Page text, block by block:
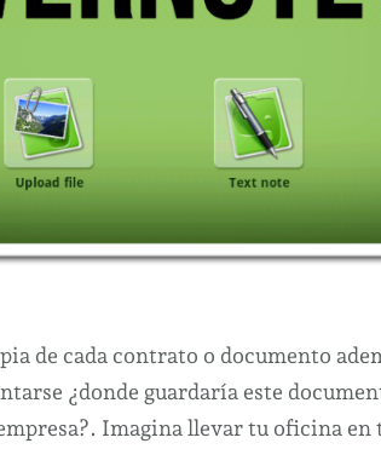
de cada contrato o documento
¿donde guardaría este
Imagina llevar tu oficina